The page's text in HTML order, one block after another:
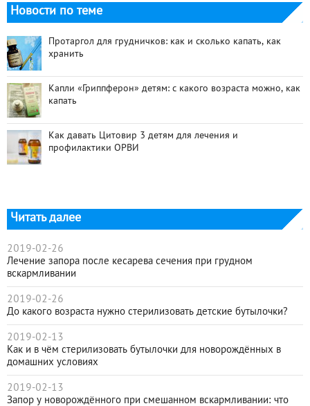
Новости по теме
Протаргол для грудничков: как и сколько капать, как
хранить
Капли «Гриппферон» детям: с какого возраста можно, как
капать
Как давать Цитовир 3 детям для лечения и
профилактики ОРВИ
Читать далее
2019-02-26
Лечение запора после кесарева сечения при грудном
вскармливании
2019-02-26
До какого возраста нужно стерилизовать детские бутылочки?
2019-02-13
Как и в чём стерилизовать бутылочки для новорождённых в
домашних условиях
2019-02-13
Запор у новорождённого при смешанном вскармливании: что